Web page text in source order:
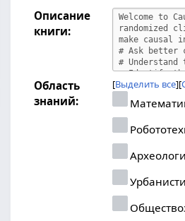
Описание
книги:
Область
знаний:
Выделить все